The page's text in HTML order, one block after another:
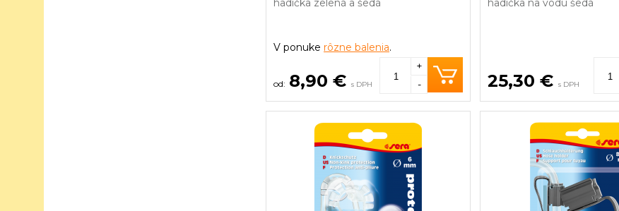
hadička zelená a šedá
V ponuke rôzne balenia.
8,90 € s DPH
+
-
hadička na vodu šedá
25,30 € s DPH